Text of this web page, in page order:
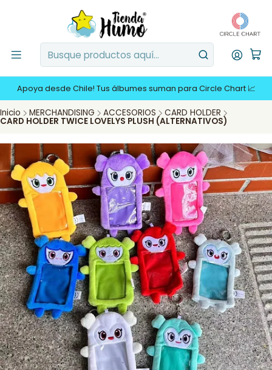
Apoya desde Chile! Tus álbumes suman para Circle Chart 📈
Inicio MERCHANDISING ACCESORIOS CARD HOLDER
CARD HOLDER TWICE LOVELYS PLUSH (ALTERNATIVOS)